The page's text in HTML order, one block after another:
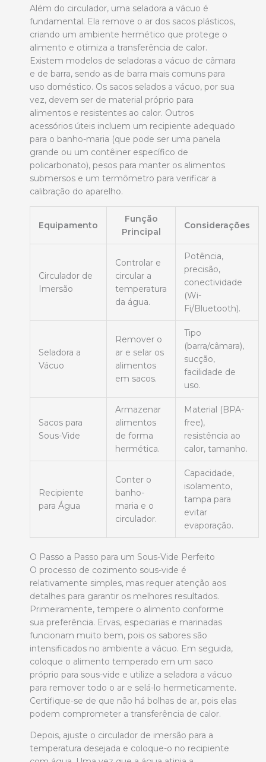
Além do circulador, uma seladora a vácuo é
fundamental. Ela remove o ar dos sacos plásticos,
criando um ambiente hermético que protege o
alimento e otimiza a transferência de calor.
Existem modelos de seladoras a vácuo de câmara
e de barra, sendo as de barra mais comuns para
uso doméstico. Os sacos selados a vácuo, por sua
vez, devem ser de material próprio para
alimentos e resistentes ao calor. Outros
acessórios úteis incluem um recipiente adequado
para o banho-maria (que pode ser uma panela
grande ou um contêiner específico de
policarbonato), pesos para manter os alimentos
submersos e um termômetro para verificar a
calibração do aparelho.
Equipamento
Função
Principal
Considerações
Circulador de
Imersão
Controlar e
circular a
temperatura
da água.
Potência,
precisão,
conectividade
(Wi-
Fi/Bluetooth).
Seladora a
Vácuo
Remover o
ar e selar os
alimentos
em sacos.
Tipo
(barra/câmara),
sucção,
facilidade de
uso.
Sacos para
Sous-Vide
Armazenar
alimentos
de forma
hermética.
Material (BPA-
free),
resistência ao
calor, tamanho.
Recipiente
para Água
Conter o
banho-
maria e o
circulador.
Capacidade,
isolamento,
tampa para
evitar
evaporação.
O Passo a Passo para um Sous-Vide Perfeito
O processo de cozimento sous-vide é
relativamente simples, mas requer atenção aos
detalhes para garantir os melhores resultados.
Primeiramente, tempere o alimento conforme
sua preferência. Ervas, especiarias e marinadas
funcionam muito bem, pois os sabores são
intensificados no ambiente a vácuo. Em seguida,
coloque o alimento temperado em um saco
próprio para sous-vide e utilize a seladora a vácuo
para remover todo o ar e selá-lo hermeticamente.
Certifique-se de que não há bolhas de ar, pois elas
podem comprometer a transferência de calor.
Depois, ajuste o circulador de imersão para a
temperatura desejada e coloque-o no recipiente